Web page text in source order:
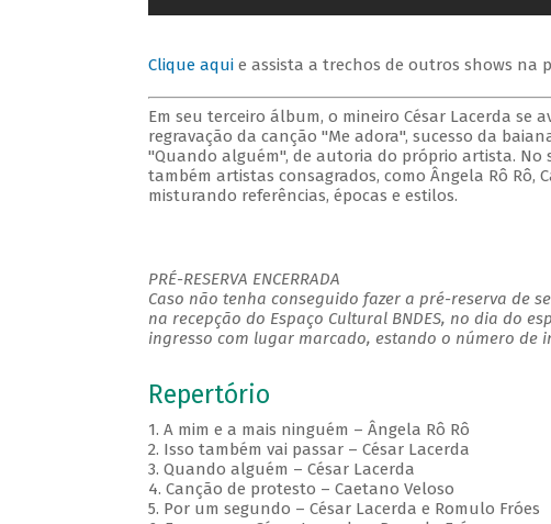
Clique aquie assista a trechos de outros shows na
Em seu terceiro álbum, o mineiro César Lacerda se
regravação da canção "Me adora", sucesso da
"Quando alguém", de autoria do próprio artista. No
também artistas consagrados, como Ângela Rô Rô,
misturando referências, épocas e estilos.
PRÉ-RESERVA ENCERRADA
Caso não tenha conseguido fazer a pré-reserva de
na recepção do Espaço Cultural BNDES, no dia do
ingresso com lugar marcado, estando o número de
Repertório
1. A mim e a mais ninguém – Ângela Rô Rô
2. Isso também vai passar – César Lacerda
3. Quando alguém – César Lacerda
4. Canção de protesto – Caetano Veloso
5. Por um segundo – César Lacerda e Romulo Fróes